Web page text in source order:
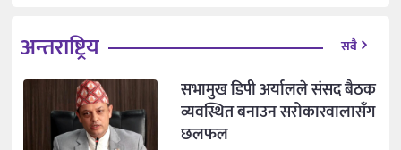
अन्तराष्ट्रिय सबै
सभामुख डिपी अर्यालले संसद बैठक
व्यवस्थित बनाउन सरोकारवालासँग
छलफल